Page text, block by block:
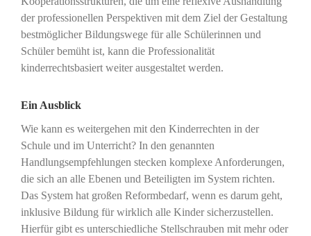
der professionellen Perspektiven mit dem Ziel der Gestaltung
bestmöglicher Bildungswege für alle Schülerinnen und
Schüler bemüht ist, kann die Professionalität
kinderrechtsbasiert weiter ausgestaltet werden.
Ein Ausblick
Wie kann es weitergehen mit den Kinderrechten in der
Schule und im Unterricht? In den genannten
Handlungsempfehlungen stecken komplexe Anforderungen,
die sich an alle Ebenen und Beteiligten im System richten.
Das System hat großen Reformbedarf, wenn es darum geht,
inklusive Bildung für wirklich alle Kinder sicherzustellen.
Hierfür gibt es unterschiedliche Stellschrauben mit mehr oder